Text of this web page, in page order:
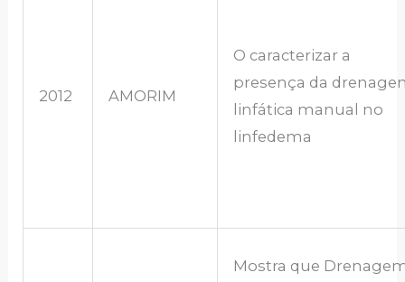
2012 AMORIM
O caracterizar a
presença da
linfática manual no
linfedema
Mostra que